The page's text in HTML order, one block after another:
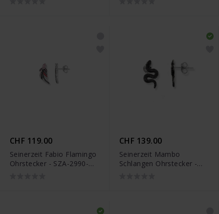
CHF 119.00
Seinerzeit Fabio Flamingo
Ohrstecker - SZA-2990-
CHF 139.00
Seinerzeit Mambo
Schlangen Ohrstecker -